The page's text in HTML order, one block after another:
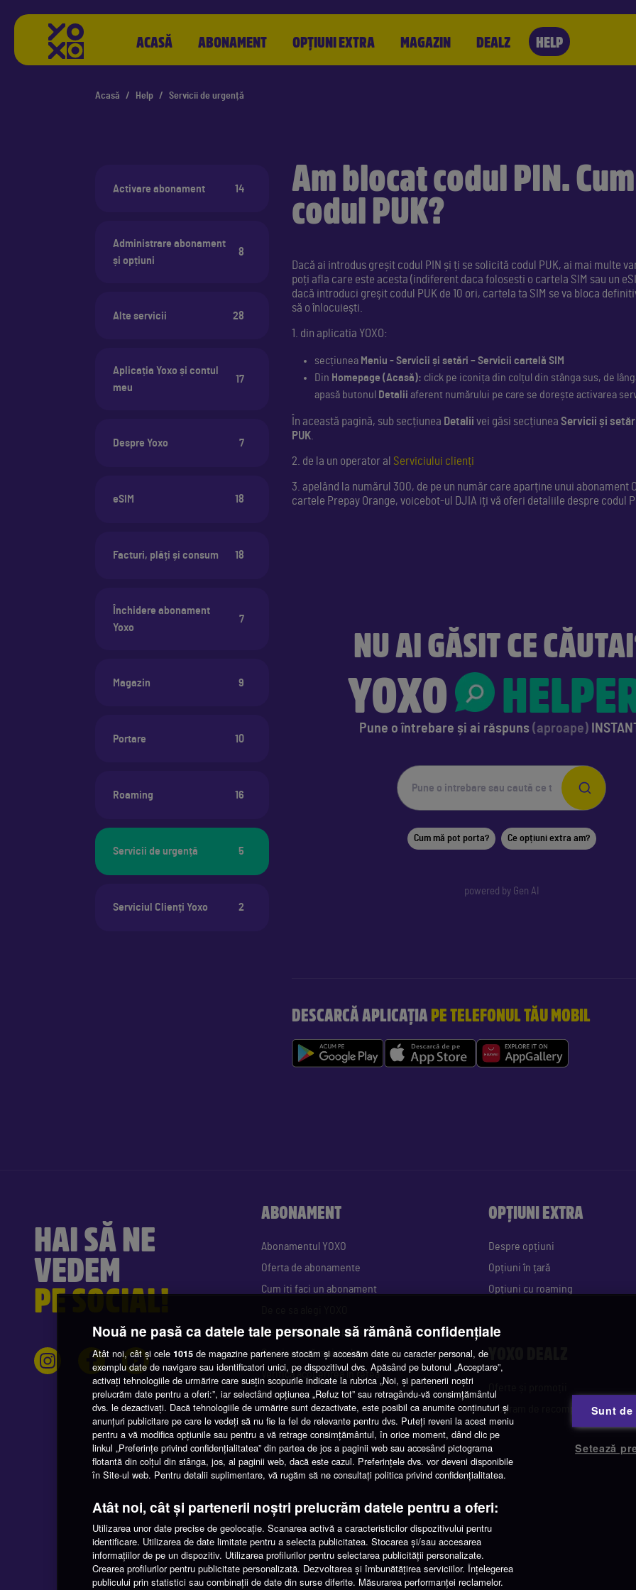
YOXO
ACASĂ ABONAMENT OPȚIUNI EXTRA MAGAZIN DEALZ HELP
Acasă Help Servicii de urgență
Activare abonament 14
Administrare abonament
și opțiuni
8
Alte servicii 28
Aplicația Yoxo și contul
meu
17
Despre Yoxo 7
eSIM 18
Facturi, plăți și consum 18
Închidere abonament
Yoxo
7
Magazin 9
Portare 10
Roaming 16
Servicii de urgență 5
Serviciul Clienți Yoxo 2
Am blocat codul PIN.
codul PUK?
Dacă ai introdus greșit codul PIN și ți se solicită codul PUK, ai mai multe
poți afla care este acesta (indiferent daca folosesti o cartela SIM sau un
dacă introduci greşit codul PUK de 10 ori, cartela ta SIM se va bloca
să o înlocuieşti.
1. din aplicatia YOXO:
secțiunea Meniu - Servicii și setări – Servicii cartelă SIM
Din Homepage (Acasă): click pe iconița din colțul din stânga sus, de
apasă butonul
Detalii aferent numărului pe care se dorește activarea
În această pagină, sub secțiunea Detalii vei găsi secțiunea Servicii și
PUK
2. de la un operator al Serviciului clienți
3. apelând la numărul 300, de pe un număr care aparține unui abonament
cartele Prepay Orange, voicebot-ul DJIA iți vă oferi detaliile despre codul
NU AI GĂSIT CE
YOXO
Pune o întrebare și ai răspuns (aproape)
Cum mă pot porta? Ce opțiuni extra am?
powered by Gen AI
DESCARCĂ APLICAȚIAPE TELEFONUL TĂU MOBIL
HAI SĂ NE
VEDEM
PE SOCIAL!
ABONAMENT
Abonamentul YOXO
Oferta de abonamente
Cum iti faci un abonament
Alege tipul de SIM potrivit
Gestionează mai multe numere
Verifică acoperirea în rețea
Plătește o factură
OPȚIUNI EXTRA
Despre opțiuni
Opțiuni în țară
Opțiuni cu roaming
Program de recompense
Nouă ne pasă ca datele tale personale să rămână confidențiale
Atât noi, cât și cele 1015 de magazine partenere stocăm și accesăm date cu caracter personal, de
exemplu date de navigare sau identificatori unici, pe dispozitivul dvs. Apăsând pe butonul „Acceptare”,
activați tehnologiile de urmărire care susțin scopurile indicate la rubrica „Noi, și partenerii noștri
prelucrăm date pentru a oferi:”, iar selectând opțiunea „Refuz tot” sau retragându-vă consimțământul
dvs. le dezactivați. Dacă tehnologiile de urmărire sunt dezactivate, este posibil ca anumite conținuturi și
anunțuri publicitare pe care le vedeți să nu fie la fel de relevante pentru dvs. Puteți reveni la acest meniu
pentru a vă modifica opțiunile sau pentru a vă retrage consimțământul, în orice moment, dând clic pe
linkul „Preferințe privind confidențialitatea” din partea de jos a paginii web sau accesând pictograma
flotantă din colțul din stânga, jos, al paginii web, dacă este cazul. Preferințele dvs. vor deveni disponibile
în Site-ul web. Pentru detalii suplimentare, vă rugăm să ne consultați politica privind confidențialitatea.
Atât noi, cât și partenerii noștri prelucrăm datele pentru a oferi:
Utilizarea unor date precise de geolocație. Scanarea activă a caracteristicilor dispozitivului pentru
identificare. Utilizarea de date limitate pentru a selecta publicitatea. Stocarea și/sau accesarea
informațiilor de pe un dispozitiv. Utilizarea profilurilor pentru selectarea publicității personalizate.
Crearea profilurilor pentru publicitate personalizată. Dezvoltarea și îmbunătățirea serviciilor. Înțelegerea
publicului prin statistici sau combinații de date din surse diferite. Măsurarea performanței reclamelor.
Sunt de
Setează